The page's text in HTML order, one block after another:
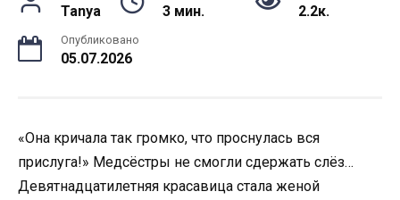
Tanya 3 мин. 2.2к.
Опубликовано
05.07.2026
«Она кричала так громко, что проснулась вся
прислуга!» Медсёстры не смогли сдержать слёз…
Девятнадцатилетняя красавица стала женой